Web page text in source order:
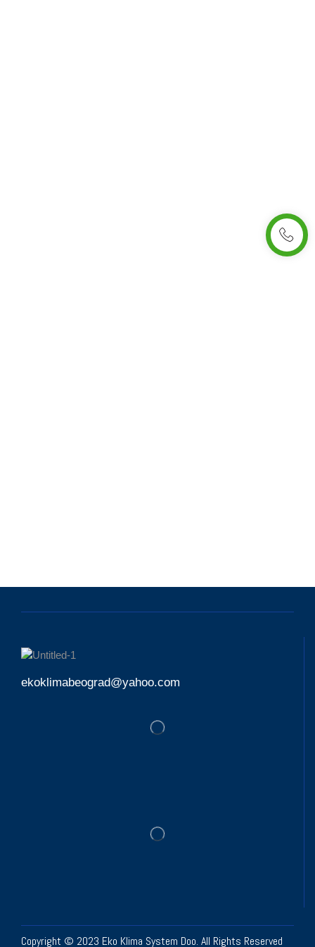
ekoklimabeograd@yahoo.com
Copyright © 2023 Eko Klima System Doo. All Rights Reserved